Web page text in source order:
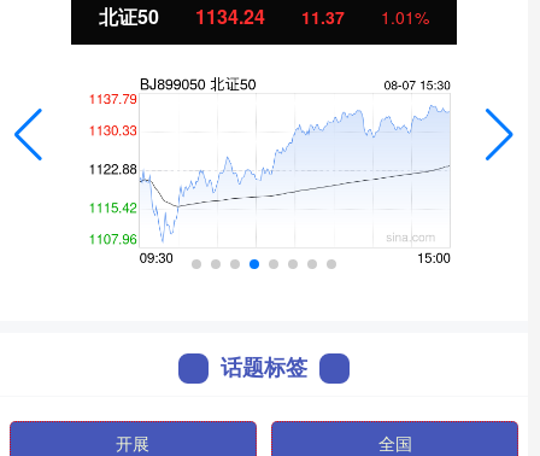
北证50 1134.24 11.37 1.01%
话题标签
开展 全国